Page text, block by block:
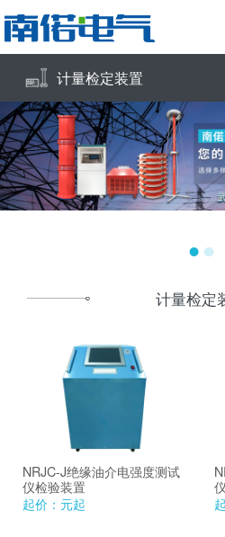
计量检定装置
计量检定
NRJC-J绝缘油介电强度测试
仪检验装置
起价： 元起